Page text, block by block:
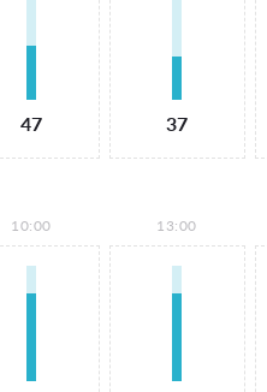
47 37
10:00 13:00